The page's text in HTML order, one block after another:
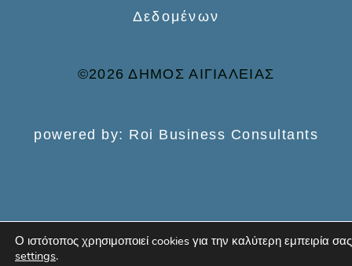
Δεδομένων
©2026 ΔΗΜΟΣ ΑΙΓΙΑΛΕΙΑΣ
powered by: Roi Business Consultants
Ο ιστότοπος χρησιμοποιεί cookies για την καλύτερη εμπειρία σας
settings.